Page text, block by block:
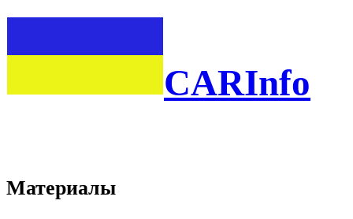
CARInfo
Материалы